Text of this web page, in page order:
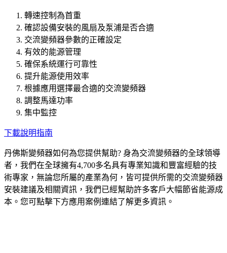
轉速控制為首重
確認設備安裝的風扇及泵浦是否合適
交流變頻器參數的正確設定
有效的能源管理
確保系統運行可靠性
提升能源使用效率
根據應用選擇最合適的交流變頻器
調整馬達功率
集中監控
下載說明指南
丹佛斯變頻器如何為您提供幫助? 身為交流變頻器的全球領導
者，我們在全球擁有4,700多名具有專業知識和豐富經驗的技
術專家，無論您所屬的產業為何，皆可提供所需的交流變頻器
安裝建議及相關資訊，我們已經幫助許多客戶大幅節省能源成
本。您可點擊下方應用案例連結了解更多資訊。